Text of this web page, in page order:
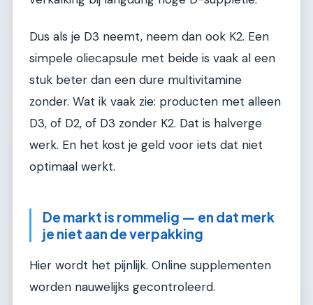
Dus als je D3 neemt, neem dan ook K2. Een
simpele oliecapsule met beide is vaak al een
stuk beter dan een dure multivitamine
zonder. Wat ik vaak zie: producten met alleen
D3, of D2, of D3 zonder K2. Dat is halverge
werk. En het kost je geld voor iets dat niet
optimaal werkt.
De markt is rommelig — en dat merk
je niet aan de verpakking
Hier wordt het pijnlijk. Online supplementen
worden nauwelijks gecontroleerd.